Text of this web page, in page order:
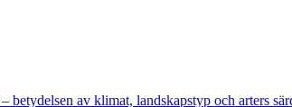
– betydelsen av klimat, landskapstyp och arters